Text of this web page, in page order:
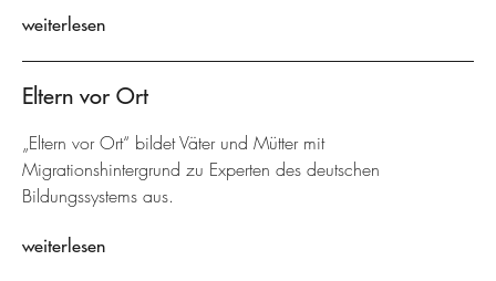
weiterlesen
Eltern vor Ort
„Eltern vor Ort“ bildet Väter und Mütter mit
Migrationshintergrund zu Experten des deutschen
Bildungssystems aus.
weiterlesen